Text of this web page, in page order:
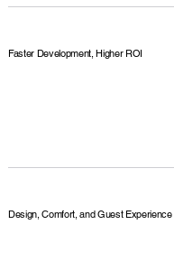
Faster Development, Higher ROI
Design, Comfort, and Guest Experience